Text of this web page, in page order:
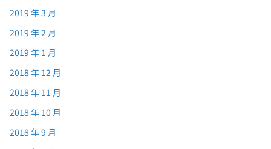
2019 年 3 月
2019 年 2 月
2019 年 1 月
2018 年 12 月
2018 年 11 月
2018 年 10 月
2018 年 9 月